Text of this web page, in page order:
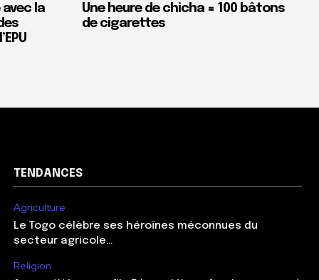
avec la
Une heure de chicha = 100 bâtons
de cigarettes
TENDANCES
Agriculture
Le Togo célèbre ses héroïnes méconnues du
secteur agricole…
Religion